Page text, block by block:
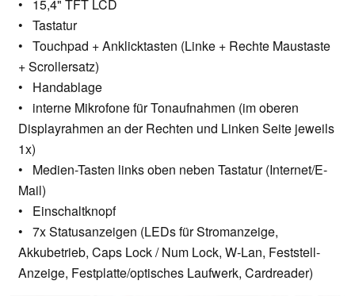
• 15,4" TFT LCD
• Tastatur
• Touchpad + Anklicktasten (Linke + Rechte Maustaste
+ Scrollersatz)
• Handablage
• interne Mikrofone für Tonaufnahmen (im oberen
Displayrahmen an der Rechten und Linken Seite jeweils
1x)
• Medien-Tasten links oben neben Tastatur (Internet/E-
Mail)
• Einschaltknopf
• 7x Statusanzeigen (LEDs für Stromanzeige,
Akkubetrieb, Caps Lock / Num Lock, W-Lan, Feststell-
Anzeige, Festplatte/optisches Laufwerk, Cardreader)